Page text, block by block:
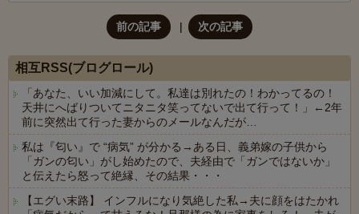
前の記事 次の記事
相互RSS(ブログロール)
「あなた、いい加減にして。私達は別れたの！わかってるの！
天井にへばりついてニタニタ笑ってないで出て行って！」←2年
前に突然出て行った妻からのメールなんだが…
私は『匂い』で “病気” が分かる→ある日、義弟嫁の子供から
「ガンの匂い」がし始めたので、夫経由で「ガンではないか」
と伝えたら怒って絶縁、その結果・・・
【エグい末路】 インフルになり気絶した私→夫に顔をはたかれ